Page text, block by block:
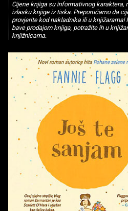
Cijene knjiga su informativnog karaktera,
izlasku knjige iz tiska. Preporučamo da
provjerite kod nakladnika ili u knjižarama!
bave prodajom knjiga, potražite ih u
knjižnicama.